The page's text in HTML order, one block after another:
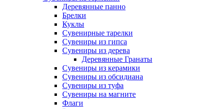
Деревянные панно
Брелки
Куклы
Сувенирные тарелки
Сувениры из гипса
Сувениры из дерева
Деревянные Гранаты
Сувениры из керамики
Сувениры из обсидиана
Сувениры из туфа
Сувениры на магните
Флаги